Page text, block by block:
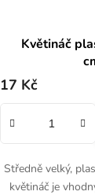
Květináč
17 Kč
Středně velký,
květináč je